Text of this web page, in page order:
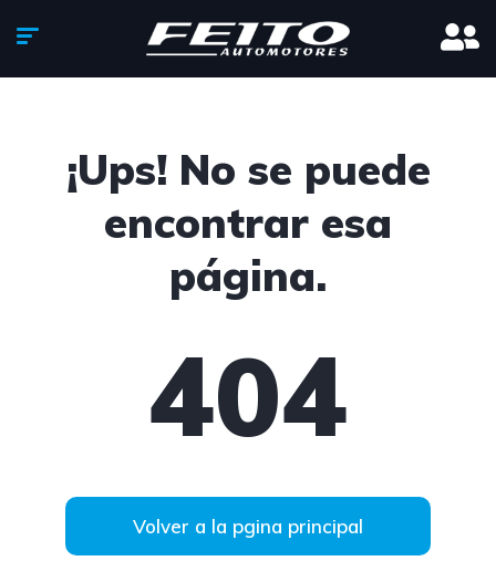
¡Ups! No se puede
encontrar esa
página.
404
Volver a la pgina principal